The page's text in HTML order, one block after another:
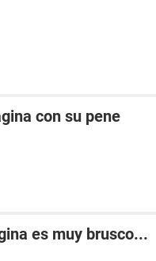
con su pene
es muy brusco...